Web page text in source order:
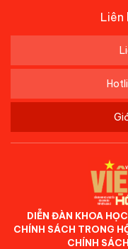
Liên
DIỄN ĐÀN KHOA
CHÍNH SÁCH TRONG
CHÍNH